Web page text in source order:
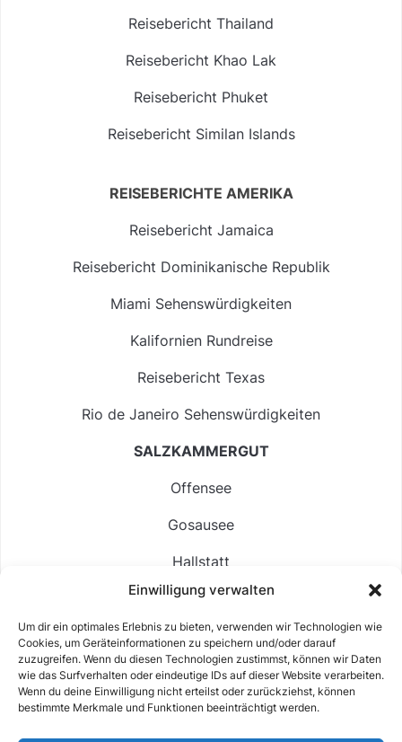
Einwilligung verwalten
Um dir ein optimales Erlebnis zu bieten, verwenden wir Technologien wie
Cookies, um Geräteinformationen zu speichern und/oder darauf
zuzugreifen. Wenn du diesen Technologien zustimmst, können wir Daten
wie das Surfverhalten oder eindeutige IDs auf dieser Website verarbeiten.
Wenn du deine Einwilligung nicht erteilst oder zurückziehst, können
bestimmte Merkmale und Funktionen beeinträchtigt werden.
Reisebericht Thailand
Reisebericht Khao Lak
Reisebericht Phuket
Reisebericht Similan Islands
REISEBERICHTE AMERIKA
Reisebericht Jamaica
Reisebericht Dominikanische Republik
Miami Sehenswürdigkeiten
Kalifornien Rundreise
Reisebericht Texas
Rio de Janeiro Sehenswürdigkeiten
SALZKAMMERGUT
Offensee
Gosausee
Hallstatt
Langbathsee
Altausseer See
Hintersee